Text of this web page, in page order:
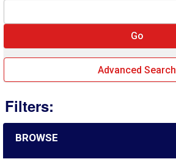
Advanced Search
Filters:
BROWSE